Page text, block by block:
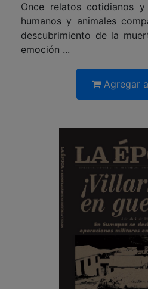
Once relatos cotidianos
humanos y animales
descubrimiento de la
emoción ...
Agregar